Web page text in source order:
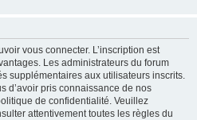
vous connecter. L’inscription est
Les administrateurs du forum
supplémentaires aux utilisateurs inscrits.
d’avoir pris connaissance de nos
de confidentialité. Veuillez
attentivement toutes les règles du